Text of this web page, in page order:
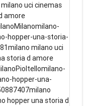
uci cinemas
amore
hopper-una-storia-
milano uci
storia d amore
hopper-una-
hopper una storia d